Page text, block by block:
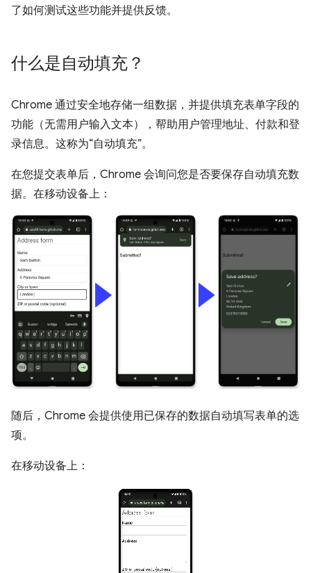
了如何测试这些功能并提供反馈。
什么是自动填充？
Chrome 通过安全地存储一组数据，并提供填充表单字段的
功能（无需用户输入文本），帮助用户管理地址、付款和登
录信息。这称为“自动填充”。
在您提交表单后，Chrome 会询问您是否要保存自动填充数
据。在移动设备上：
随后，Chrome 会提供使用已保存的数据自动填写表单的选
项。
在移动设备上：